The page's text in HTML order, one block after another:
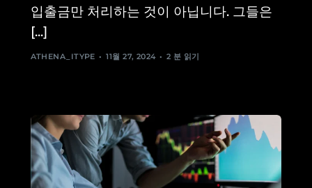
입출금만 처리하는 것이 아닙니다. 그들은
[...]
ATHENA_ITYPE 11월 27, 2024 2 분 읽기